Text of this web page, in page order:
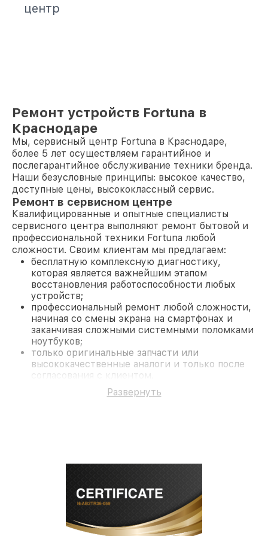
центр
Ремонт устройств Fortuna в
Краснодаре
Мы, сервисный центр Fortuna в Краснодаре,
более 5 лет осуществляем гарантийное и
послегарантийное обслуживание техники бренда.
Наши безусловные принципы: высокое качество,
доступные цены, высококлассный сервис.
Ремонт в сервисном центре
Квалифицированные и опытные специалисты
сервисного центра выполняют ремонт бытовой и
профессиональной техники Fortuna любой
сложности. Своим клиентам мы предлагаем:
бесплатную комплексную диагностику,
которая является важнейшим этапом
восстановления работоспособности любых
устройств;
профессиональный ремонт любой сложности,
начиная со смены экрана на смартфонах и
заканчивая сложными системными поломками
ноутбуков;
только оригинальные запчасти или
высококачественные аналоги и только после
согласования с клиентом.
На все работы и замененные комплектующие
предоставляется длительная гарантия. В случае
современное оборудование и
лицензированное ПО в ремонтно-
диагностических мастерских;
собственный склад комплектующих, что
Развернуть